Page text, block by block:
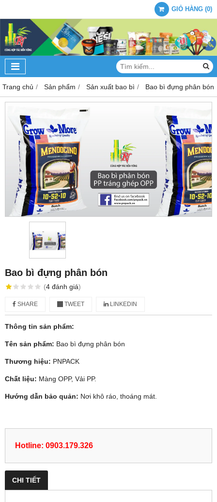
GIỎ HÀNG (0)
Trang chủ Sản phẩm Sản xuất bao bì Bao bì đựng phân bón
Bao bì đựng phân bón
(4 đánh giá)
SHARE TWEET LINKEDIN
Thông tin sản phẩm:
Tên sản phẩm: Bao bì đựng phân bón
Thương hiệu: PNPACK
Chất liệu: Màng OPP, Vải PP.
Hướng dẫn bảo quản: Nơi khô ráo, thoáng mát.
Hotline: 0903.179.326
CHI TIẾT